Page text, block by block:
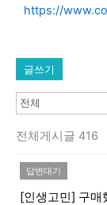
https://
글쓰기
전체게시글 416
답변대기
[인생고민] 구매